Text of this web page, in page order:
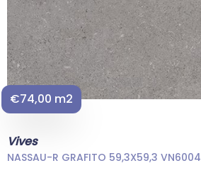
€74,00 m2
Vives
NASSAU-R GRAFITO 59,3X59,3 VN6004